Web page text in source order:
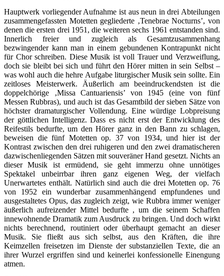
Hauptwerk vorliegender Aufnahme ist aus neun in drei Abteilungen
zusammengefassten Motetten gegliederte ‚Tenebrae Nocturns’, von
denen die ersten drei 1951, die weiteren sechs 1961 entstanden sind.
Innerlich freier und zugleich als Gesamtzusammenhang
bezwingender kann man in einem gebundenen Kontrapunkt nicht
für Chor schreiben. Diese Musik ist voll Trauer und Verzweiflung,
doch sie bleibt bei sich und führt den Hörer mitten in sein Selbst –
was wohl auch die hehre Aufgabe liturgischer Musik sein sollte. Ein
zeitloses Meisterwerk. Äußerlich am beeindruckendsten ist die
doppelchörige ‚Missa Cantuariensis’ von 1945 (eine von fünf
Messen Rubbras), und auch ist das Gesamtbild der sieben Sätze von
höchster dramaturgischer Vollendung. Eine würdige Lobpreisung
der göttlichen Intelligenz. Dass es nicht erst der Entwicklung des
Reifestils bedurfte, um den Hörer ganz in den Bann zu schlagen,
beweisen die fünf Motetten op. 37 von 1934, und hier ist der
Kontrast zwischen den drei ruhigeren und den zwei dramatischeren
dazwischenliegenden Sätzen mit souveräner Hand gesetzt. Nichts an
dieser Musik ist ermüdend, sie geht immerzu ohne unnötiges
Spektakel unbeirrbar ihren ganz eigenen Weg, der vielfach
Unerwartetes enthält. Natürlich sind auch die drei Motetten op. 76
von 1952 ein wunderbar zusammenhängend empfundenes und
ausgestaltetes Opus, das zugleich zeigt, wie Rubbra immer weniger
äußerlich aufreizender Mittel bedurfte , um die seinem Schaffen
innewohnende Dramatik zum Ausdruck zu bringen. Und doch wirkt
nichts berechnend, routiniert oder überhaupt gemacht an dieser
Musik. Sie fließt aus sich selbst, aus den Kräften, die ihre
Keimzellen freisetzen im Dienste der substanziellen Texte, die an
ihrer Wurzel ergriffen sind und keinerlei konfessionelle Einengung
atmen.